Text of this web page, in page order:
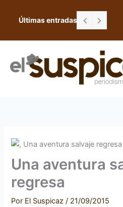
Últimas entradas FGR no
Una aventura
regresa
Por El Suspicaz/ 21/09/2015